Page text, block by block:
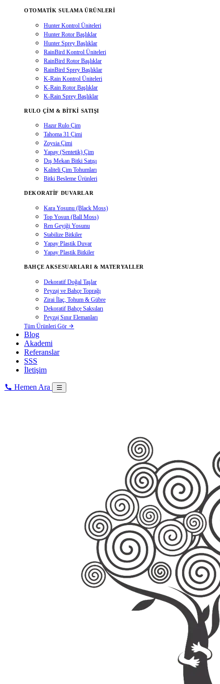
OTOMATIK SULAMA ÜRÜNLERI
Hunter Kontrol Üniteleri
Hunter Rotor Başlıklar
Hunter Sprey Başlıklar
RainBird Kontrol Üniteleri
RainBird Rotor Başlıklar
RainBird Sprey Başlıklar
K-Rain Kontrol Üniteleri
K-Rain Rotor Başlıklar
K-Rain Sprey Başlıklar
RULO ÇIM & BITKI SATIŞI
Hazır Rulo Çim
Tahoma 31 Çimi
Zoysia Çimi
Yapay (Sentetik) Çim
Dış Mekan Bitki Satışı
Kaliteli Çim Tohumları
Bitki Besleme Ürünleri
DEKORATIF DUVARLAR
Kara Yosunu (Black Moss)
Top Yosun (Ball Moss)
Ren Geyiği Yosunu
Stabilize Bitkiler
Yapay Plastik Duvar
Yapay Plastik Bitkiler
BAHÇE AKSESUARLARI & MATERYALLER
Dekoratif Doğal Taşlar
Peyzaj ve Bahçe Toprağı
Zirai İlaç, Tohum & Gübre
Dekoratif Bahçe Saksıları
Peyzaj Sınır Elemanları
Tüm Ürünleri Gör
Blog
Akademi
Referanslar
SSS
İletişim
Hemen Ara